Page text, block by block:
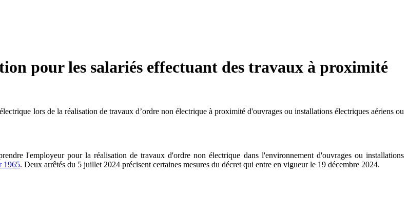
pour les salariés effectuant des travaux à proximité
lors de la réalisation de travaux d’ordre non électrique à proximité d'ouvrages ou installations électriques aériens ou
l'employeur pour la réalisation de travaux d'ordre non électrique dans l'environnement d'ouvrages ou installations
1965. Deux arrêtés du 5 juillet 2024 précisent certaines mesures du décret qui entre en vigueur le 19 décembre 2024.